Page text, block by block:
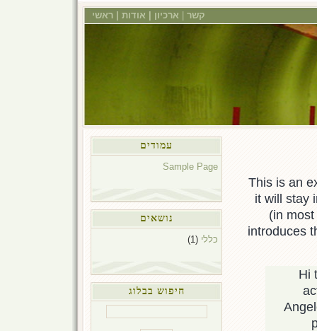
קשר ארכיון אודות ראשי
This is an
it will stay
(in
introduces
Hi
עמודים
Sample Page
נושאים
כללי (1)
חיפוש בבלוג